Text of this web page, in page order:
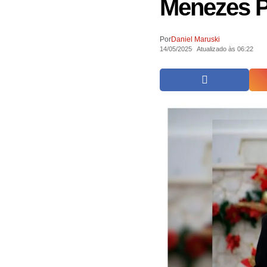
Menezes
PorDaniel Maruski
14/05/2025 Atualizado às 06:22